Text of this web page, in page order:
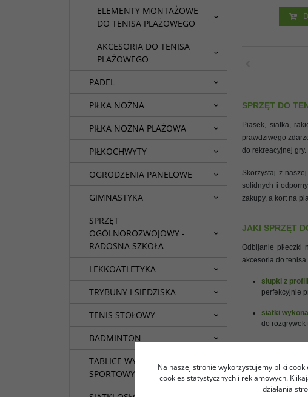
SPRZĘT DO
Piasek, siatka,
prawdziwego
do rekreacyjnej gry.
Skorzystaj z
solidnych i
zakupy, a kort na
JAKI SPRZĘT
Odbijanie piłeczki
akcesoria do
słupki z
perfekcyjnie
siatki
do rozgrywek
Chcąc sprostać
dostarczamy
ELEMENTY MONTAŻOWE
DO TENISA PLAŻOWEGO
AKCESORIA DO TENISA
PLAŻOWEGO
PADEL
PIŁKA NOŻNA
PIŁKA NOŻNA PLAŻOWA
PIŁKOCHWYTY
OGRODZENIA PANELOWE
GIMNASTYKA
SPRZĘT
OGÓLNOROZWOJOWY -
RADOSNA SZKOŁA
LEKKOATLETYKA
TRYBUNY I SIEDZISKA
TENIS STOŁOWY
BADMINTON
TABLICE WYNIKÓW
SPORTOWYCH
Na naszej stronie wykorzystujemy pliki
cookies statystycznych i reklamowych.
działania